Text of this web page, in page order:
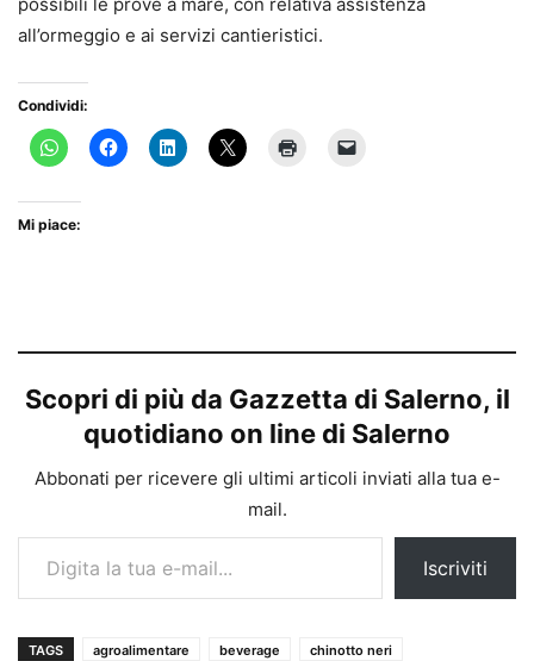
all’ormeggio e ai servizi cantieristici.
Condividi:
Mi piace:
Scopri di più da Gazzetta di Salerno, il
quotidiano on line di Salerno
Abbonati per ricevere gli ultimi articoli inviati alla tua e-
mail.
Digita la tua e-mail...
Iscriviti
TAGS agroalimentare beverage
chinotto neri